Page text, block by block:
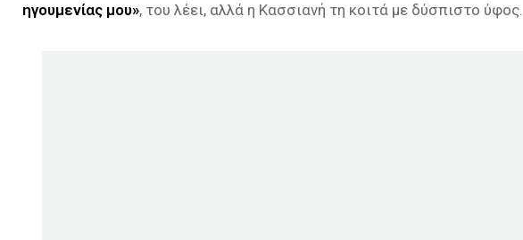
ηγουμενίας μου», του λέει, αλλά η Κασσιανή τη κοιτά με δύσπιστο ύφος.